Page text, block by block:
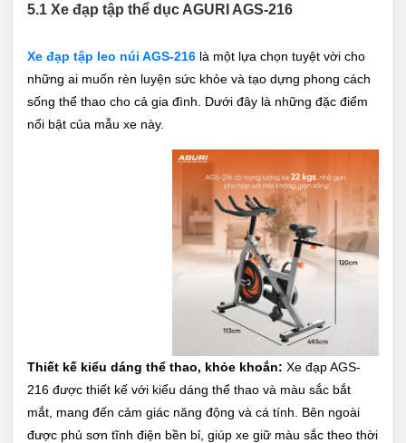
5.1 Xe đạp tập thể dục AGURI AGS-216
Xe đạp tập leo núi AGS-216 là một lựa chọn tuyệt vời cho
những ai muốn rèn luyện sức khỏe và tạo dựng phong cách
sống thể thao cho cả gia đình. Dưới đây là những đặc điểm
nổi bật của mẫu xe này.
Thiết kế kiểu dáng thể thao, khỏe khoắn: Xe đạp AGS-
216 được thiết kế với kiểu dáng thể thao và màu sắc bắt
mắt, mang đến cảm giác năng động và cá tính. Bên ngoài
được phủ sơn tĩnh điện bền bỉ, giúp xe giữ màu sắc theo thời